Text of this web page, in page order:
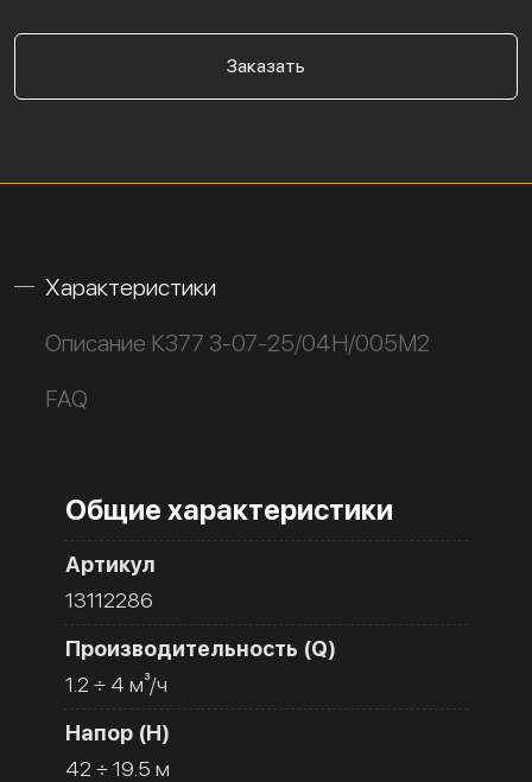
Заказать
Характеристики
Описание К377 3-07-25/04Н/005М2
FAQ
Общие характеристики
Артикул
13112286
Производительность (Q)
1.2 ÷ 4 м³/ч
Напор (H)
42 ÷ 19.5 м